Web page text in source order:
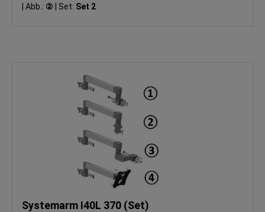
Abb.: ② Set: Set 2
Systemarm I40L 370 (Set)